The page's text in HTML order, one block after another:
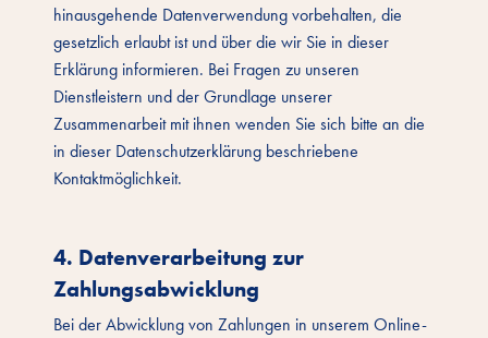
hinausgehende Datenverwendung vorbehalten, die
gesetzlich erlaubt ist und über die wir Sie in dieser
Erklärung informieren. Bei Fragen zu unseren
Dienstleistern und der Grundlage unserer
Zusammenarbeit mit ihnen wenden Sie sich bitte an die
in dieser Datenschutzerklärung beschriebene
Kontaktmöglichkeit.
4. Datenverarbeitung zur
Zahlungsabwicklung
Bei der Abwicklung von Zahlungen in unserem Online-